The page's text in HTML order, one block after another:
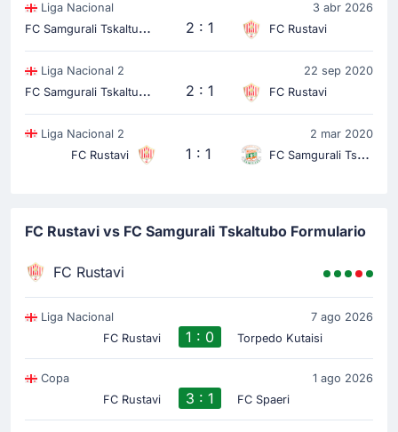
Liga Nacional 3 abr 2026
F
C Samgurali Tskaltubo 2 : 1 FC Rustavi
Liga Nacional 2 22 sep 2020
F
C Samgurali Tskaltubo 2 : 1 FC Rustavi
Liga Nacional 2
2 mar 2020
FC Rustavi
1 : 1 FC Samgurali Tskaltubo
FC Rustavi vs FC Samgurali Tskaltubo Formulario
FC Rustavi
Liga Nacional
7 ago 2026
FC Rustavi
1 : 0 Torpedo Kutaisi
Copa
1 ago 2026
FC Rustavi
3 : 1 FC Spaeri